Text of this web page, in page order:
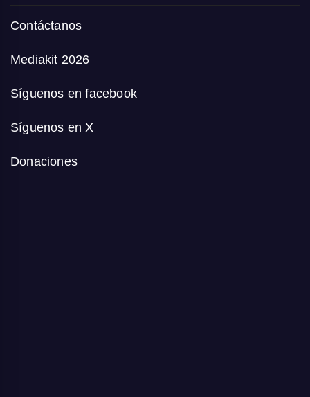
Contáctanos
Mediakit 2026
Síguenos en facebook
Síguenos en X
Donaciones